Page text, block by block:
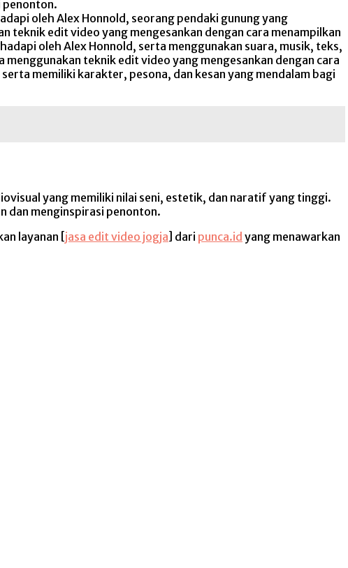
penonton.
oleh Alex Honnold, seorang pendaki gunung yang
teknik edit video yang mengesankan dengan cara menampilkan
oleh Alex Honnold, serta menggunakan suara, musik, teks,
teknik edit video yang mengesankan dengan cara
memiliki karakter, pesona, dan kesan yang mendalam bagi
yang memiliki nilai seni, estetik, dan naratif yang tinggi.
dan menginspirasi penonton.
layanan [jasa edit video jogja] dari punca.id yang menawarkan